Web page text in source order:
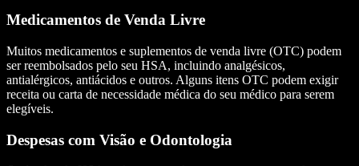
Medicamentos de Venda Livre
Muitos medicamentos e suplementos de venda livre (OTC) podem
ser reembolsados pelo seu HSA, incluindo analgésicos,
antialérgicos, antiácidos e outros. Alguns itens OTC podem exigir
receita ou carta de necessidade médica do seu médico para serem
elegíveis.
Despesas com Visão e Odontologia